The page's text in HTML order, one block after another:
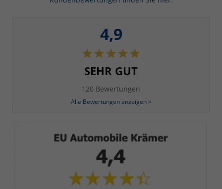
4,9
SEHR GUT
120 Bewertungen
Alle Bewertungen anzeigen >